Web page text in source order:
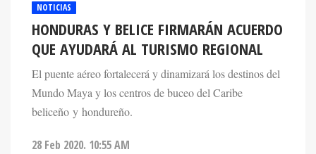
NOTICIAS
HONDURAS Y BELICE FIRMARÁN ACUERDO
QUE AYUDARÁ AL TURISMO REGIONAL
El puente aéreo fortalecerá y dinamizará los destinos del
Mundo Maya y los centros de buceo del Caribe
beliceño y hondureño.
28 Feb 2020. 10:55 AM